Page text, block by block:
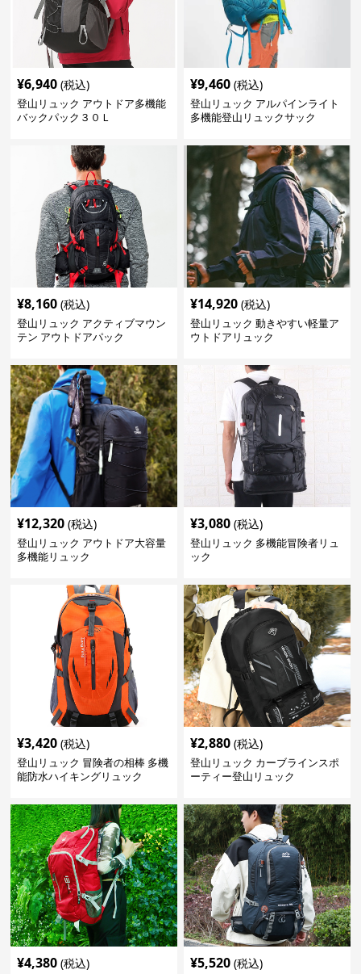
¥6,940 (税込)
登山リュック アウトドア多機能
バックパック３０Ｌ
¥9,460 (税込)
登山リュック アルパインライト
多機能登山リュックサック
¥8,160 (税込)
登山リュック アクティブマウン
テン アウトドアパック
¥14,920 (税込)
登山リュック 動きやすい軽量ア
ウトドアリュック
¥12,320 (税込)
登山リュック アウトドア大容量
多機能リュック
¥3,080 (税込)
登山リュック 多機能冒険者リュ
ック
¥3,420 (税込)
登山リュック 冒険者の相棒 多機
能防水ハイキングリュック
¥2,880 (税込)
登山リュック カーブラインスポ
ーティー登山リュック
¥4,380 (税込) ¥5,520 (税込)